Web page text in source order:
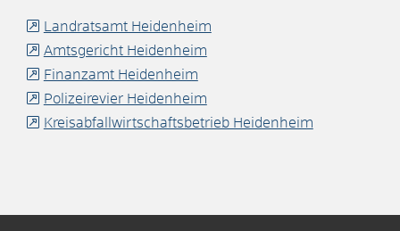
Landratsamt Heidenheim
Amtsgericht Heidenheim
Finanzamt Heidenheim
Polizeirevier Heidenheim
Kreisabfallwirtschaftsbetrieb Heidenheim